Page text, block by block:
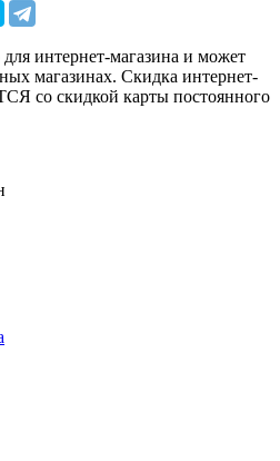
интернет-магазина и может
магазинах. Скидка интернет-
со скидкой карты постоянного